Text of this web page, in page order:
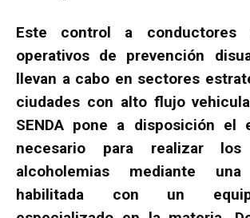
Este control a conductores
operativos de prevención
llevan a cabo en sectores
ciudades con alto flujo
SENDA pone a disposición el
necesario para realizar
alcoholemias mediante una
habilitada con un